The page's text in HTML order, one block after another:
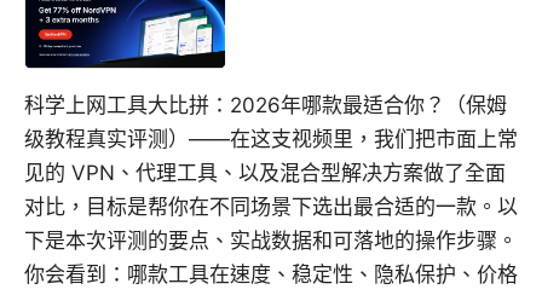
科学上网工具大比拼：2026年哪款最适合你？（保姆
级教程真实评测）——在这支视频里，我们把市面上常
见的 VPN、代理工具、以及混合型解决方案做了全面
对比，目标是帮你在不同场景下选出最合适的一款。以
下是本次评测的要点、实战数据和可落地的操作步骤。
你会看到：哪款工具在速度、稳定性、隐私保护、价格